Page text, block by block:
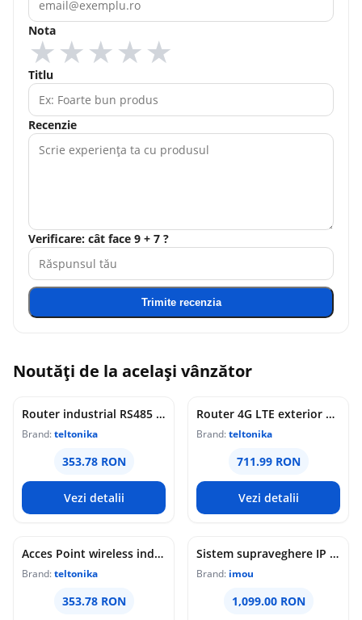
Nota
★
★
★
★
★
Titlu
Recenzie
Verificare: cât face 9 + 7 ?
Trimite recenzia
Noutăți de la același vânzător
Router industrial RS485 Teltonika RUT145, WiFi 4, 2x porturi Ethernet 10/100 Mbps, 1x RP-SMA, PoE pasiv, maganement de la distanta, montaj sina DIN
Brand:teltonika
353.78 RON
Vezi detalii
Router 4G LTE exterior Teltonika OTD144, WiFi, Cat 4, 150 Mbps, 2x porturi Ethernet, dual SIM, PoE, management de la distanta
Brand:teltonika
711.99 RON
Vezi detalii
Acces Point wireless industrial Teltonika DAP145, RS485, WiFi 4, Mesh, STA, 1x antena RP-SMA, 2x LAN 10/100 Mbps, PoE pasiv, sina DIN
Brand:teltonika
353.78 RON
Sistem supraveghere IP WiFi 6 cu panou solar Imou Full Color AOV AIR 2, 2 camere, 5MP, slot card, microfon/difuzor, IR/lumina alba 15m, 5000mAh, detectie om/vehicul, sirena
Brand: imou
1,099.00 RON